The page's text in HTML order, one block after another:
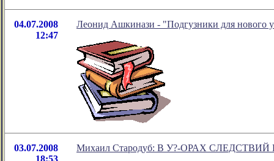
04.07.2008
12:47
Леонид Ашкинази - "Подгузники для нового
03.07.2008
18:53
Михаил Cтародуб: В У?-ОРАХ